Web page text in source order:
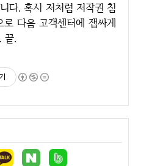
다. 혹시 저처럼 저작권 침
다음 고객센터에 잽싸게
끝.